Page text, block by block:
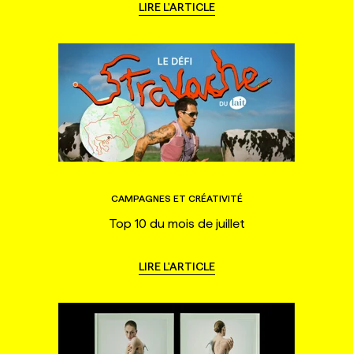
LIRE L'ARTICLE
CAMPAGNES ET CRÉATIVITÉ
Top 10 du mois de juillet
LIRE L'ARTICLE